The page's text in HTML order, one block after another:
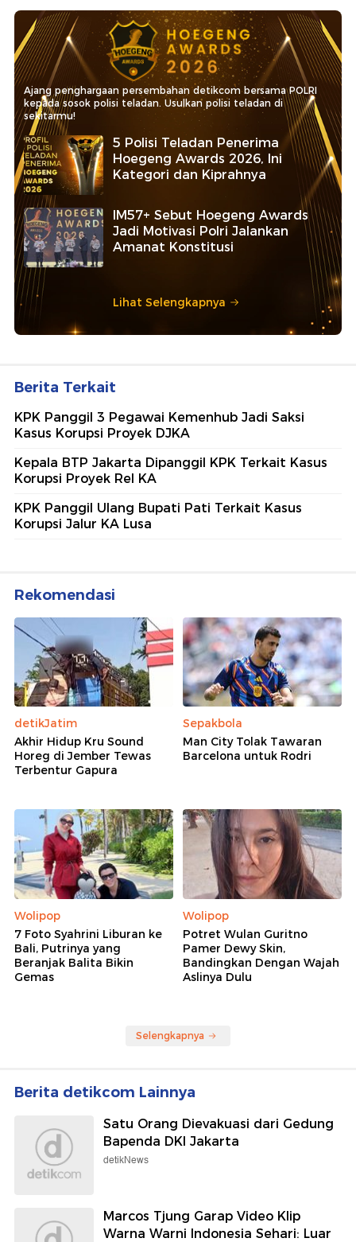
Ajang penghargaan persembahan detikcom bersama POLRI
kepada sosok polisi teladan. Usulkan polisi teladan di
sekitarmu!
5 Polisi Teladan Penerima
Hoegeng Awards 2026, Ini
Kategori dan Kiprahnya
IM57+ Sebut Hoegeng Awards
Jadi Motivasi Polri Jalankan
Amanat Konstitusi
Lihat Selengkapnya
Berita Terkait
KPK Panggil 3 Pegawai Kemenhub Jadi Saksi
Kasus Korupsi Proyek DJKA
Kepala BTP Jakarta Dipanggil KPK Terkait Kasus
Korupsi Proyek Rel KA
KPK Panggil Ulang Bupati Pati Terkait Kasus
Korupsi Jalur KA Lusa
Rekomendasi
detikJatim
Akhir Hidup Kru Sound
Horeg di Jember Tewas
Terbentur Gapura
Sepakbola
Man City Tolak Tawaran
Barcelona untuk Rodri
Wolipop
7 Foto Syahrini Liburan ke
Bali, Putrinya yang
Beranjak Balita Bikin
Gemas
Wolipop
Potret Wulan Guritno
Pamer Dewy Skin,
Bandingkan Dengan Wajah
Aslinya Dulu
Selengkapnya
Berita detikcom Lainnya
Satu Orang Dievakuasi dari Gedung
Bapenda DKI Jakarta
detikNews
Marcos Tjung Garap Video Klip
Warna Warni Indonesia Sehari: Luar